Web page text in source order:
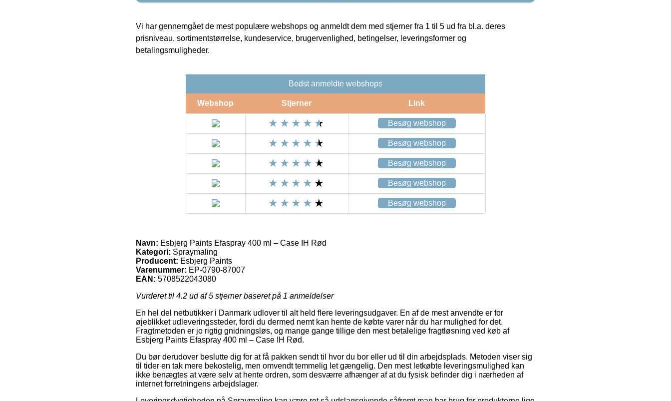
Vi har gennemgået de mest populære webshops og anmeldt dem med stjerner fra 1 til 5 ud fra bl.a. deres
prisniveau, sortimentstørrelse, kundeservice, brugervenlighed, betingelser, leveringsformer og
betalingsmuligheder.
Bedst anmeldte webshops
Webshop Stjerner Link
Besøg webshop
Besøg webshop
Besøg webshop
Besøg webshop
Besøg webshop
Navn: Esbjerg Paints Efaspray 400 ml – Case IH Rød
Kategori: Spraymaling
Producent: Esbjerg Paints
Varenummer: EP-0790-87007
EAN: 5708522043080
Vurderet til 4.2 ud af 5 stjerner baseret på 1 anmeldelser
En hel del netbutikker i Danmark udlover til alt held flere leveringsudgaver. En af de mest anvendte er for
øjeblikket udleveringssteder, fordi du dermed nemt kan hente de købte varer når du har mulighed for det.
Fragtmetoden er jo rigtig gnidningsløs, og mange gange tillige den mest betalelige fragtløsning ved køb af
Esbjerg Paints Efaspray 400 ml – Case IH Rød.
Du bør derudover beslutte dig for at få pakken sendt til hvor du bor eller ud til din arbejdsplads. Metoden viser sig
til tider en tak mere bekostelig, men omvendt temmelig let gængelig. Den mest letkøbte leveringsmulighed kan
ikke benægtes at være selv at hente ordren, som desværre afhænger af at du fysisk befinder dig i nærheden af
internet forretningens arbejdslager.